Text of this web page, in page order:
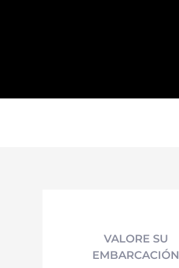
VALORE SU
EMBARCACIÓN